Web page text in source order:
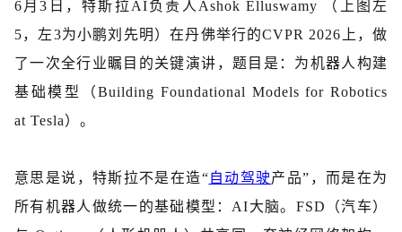
6月3日，特斯拉AI负责人 Ashok Elluswamy
（上图左
5，左3为小鹏刘先明）在丹佛举行的CVPR 2026 上，做
了一次全行业瞩目的关键演讲，题目是：为机器人构建
基础模型（Building Foundational Models for Robotics
at Tesla） 。
意思是说， 特斯拉不是在造“自动驾驶产品”，而是在为
所有机器人做统一的基础模型： AI大脑。 FSD（汽车）